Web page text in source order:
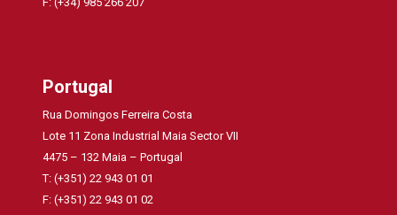
Portugal
Rua Domingos Ferreira Costa
Lote 11 Zona Industrial Maia Sector VII
4475 – 132 Maia – Portugal
T: (+351) 22 943 01 01
F: (+351) 22 943 01 02